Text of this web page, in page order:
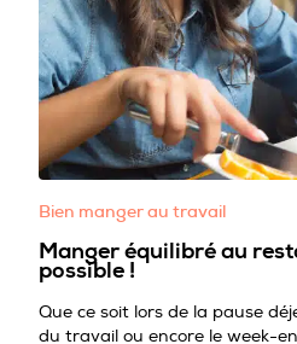
Bien manger au travail
Manger équilibré au
possible !
Que ce soit lors de la pause
du travail ou encore le week-